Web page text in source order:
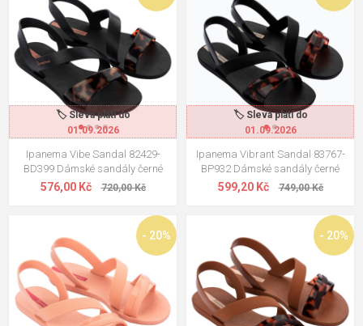
🏷️ Sleva platí do
01.09.2026
Ipanema Vibe Sandal 82429-
BD399 Dámské sandály černé
576,00 Kč 720,00 Kč
🏷️ Sleva platí do
01.09.2026
Ipanema Vibrant Sandal 83767-
BP932 Dámské sandály černé
599,20 Kč 749,00 Kč
- 20% - 20%